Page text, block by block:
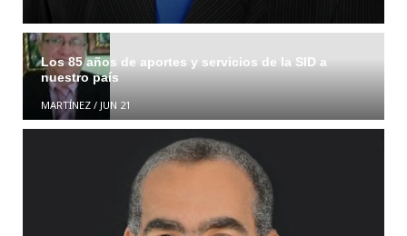
Los 85 años de aportes y servicios de la SID a
nuestro país
MARTÍNEZ/ JUN 21